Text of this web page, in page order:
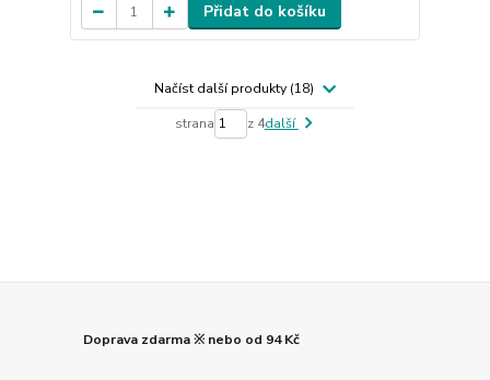
Přidat do košíku
Načíst další produkty (18)
strana z 4další
Doprava zdarma ※ nebo od 94 Kč